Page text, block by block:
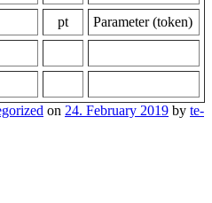
pt Parameter (token)
on 24. February 2019 by te-